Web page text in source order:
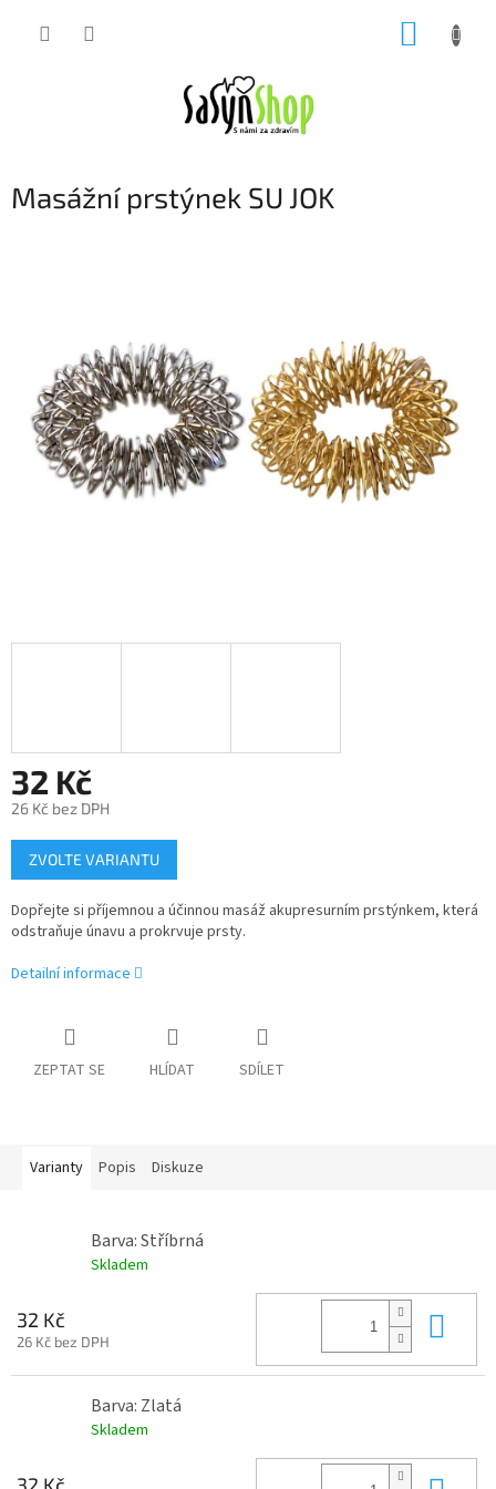
Masážní prstýnek SU JOK
32 Kč
26 Kč bez DPH
Měrná
cena:
ZVOLTE VARIANTU
Dopřejte si příjemnou a účinnou masáž akupresurním prstýnkem, která
odstraňuje únavu a prokrvuje prsty.
Detailní informace
ZEPTAT SE HLÍDAT SDÍLET
Varianty Popis Diskuze
Barva: Stříbrná
Skladem
32 Kč
26 Kč bez DPH
Barva: Zlatá
Skladem